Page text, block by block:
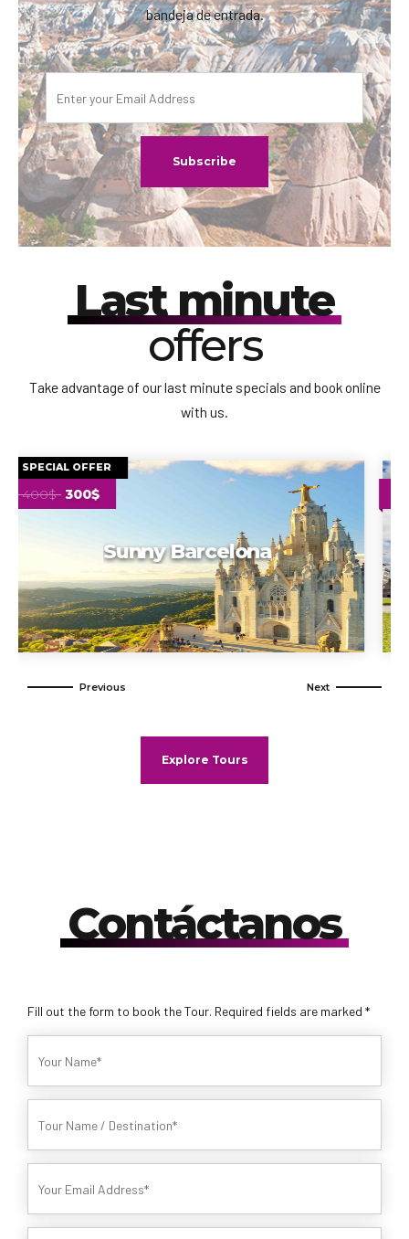
bandeja de entrada.
Last minute
offers
Take advantage of our last minute specials and book online
with us.
380$
Weekend in Oslo
Explore Tours
Contáctanos
Fill out the form to book the Tour. Required fields are marked *